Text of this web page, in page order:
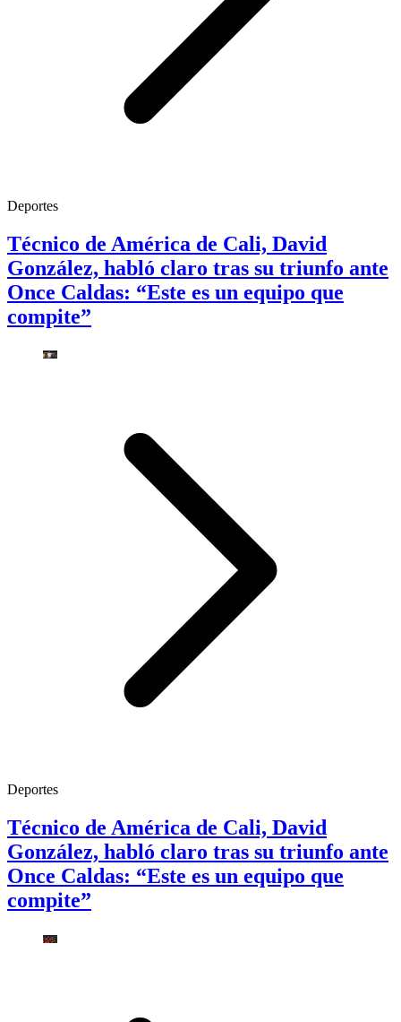
Deportes
Técnico de América de Cali, David
González, habló claro tras su triunfo ante
Once Caldas: “Este es un equipo que
compite”
Deportes
Técnico de América de Cali, David
González, habló claro tras su triunfo ante
Once Caldas: “Este es un equipo que
compite”